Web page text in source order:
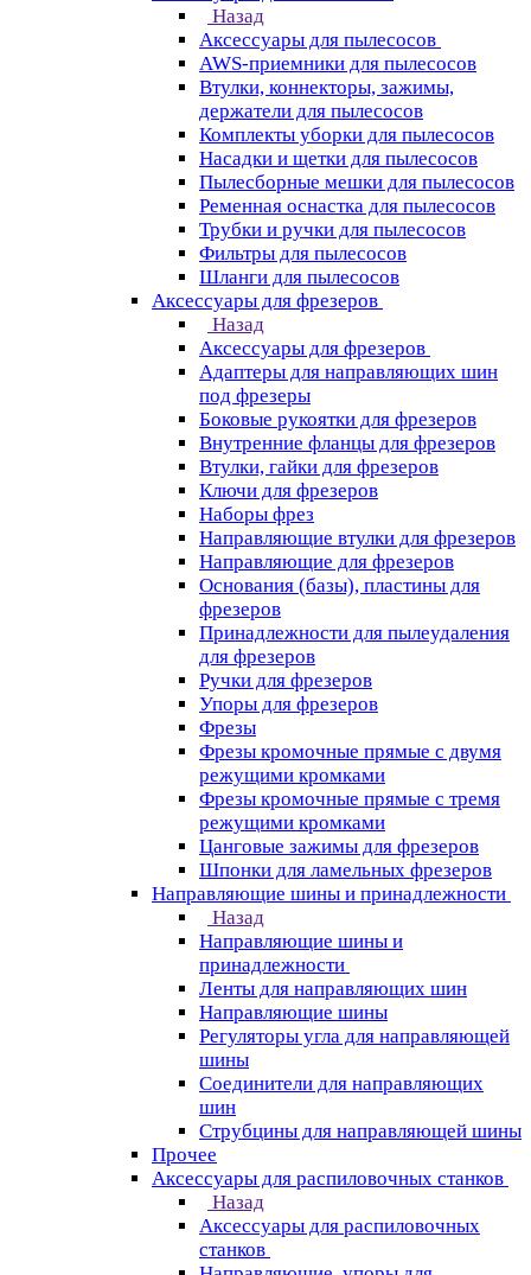
Назад
Аксессуары для пылесосов
AWS-приемники для пылесосов
Втулки, коннекторы, зажимы,
держатели для пылесосов
Комплекты уборки для пылесосов
Насадки и щетки для пылесосов
Пылесборные мешки для пылесосов
Ременная оснастка для пылесосов
Трубки и ручки для пылесосов
Фильтры для пылесосов
Шланги для пылесосов
Аксессуары для фрезеров
Назад
Аксессуары для фрезеров
Адаптеры для направляющих шин
под фрезеры
Боковые рукоятки для фрезеров
Внутренние фланцы для фрезеров
Втулки, гайки для фрезеров
Ключи для фрезеров
Наборы фрез
Направляющие втулки для фрезеров
Направляющие для фрезеров
Основания (базы), пластины для
фрезеров
Принадлежности для пылеудаления
для фрезеров
Ручки для фрезеров
Упоры для фрезеров
Фрезы
Фрезы кромочные прямые с двумя
режущими кромками
Фрезы кромочные прямые с тремя
режущими кромками
Цанговые зажимы для фрезеров
Шпонки для ламельных фрезеров
Направляющие шины и принадлежности
Назад
Направляющие шины и
принадлежности
Ленты для направляющих шин
Направляющие шины
Регуляторы угла для направляющей
шины
Соединители для направляющих
шин
Струбцины для направляющей шины
Прочее
Аксессуары для распиловочных станков
Назад
Аксессуары для распиловочных
станков